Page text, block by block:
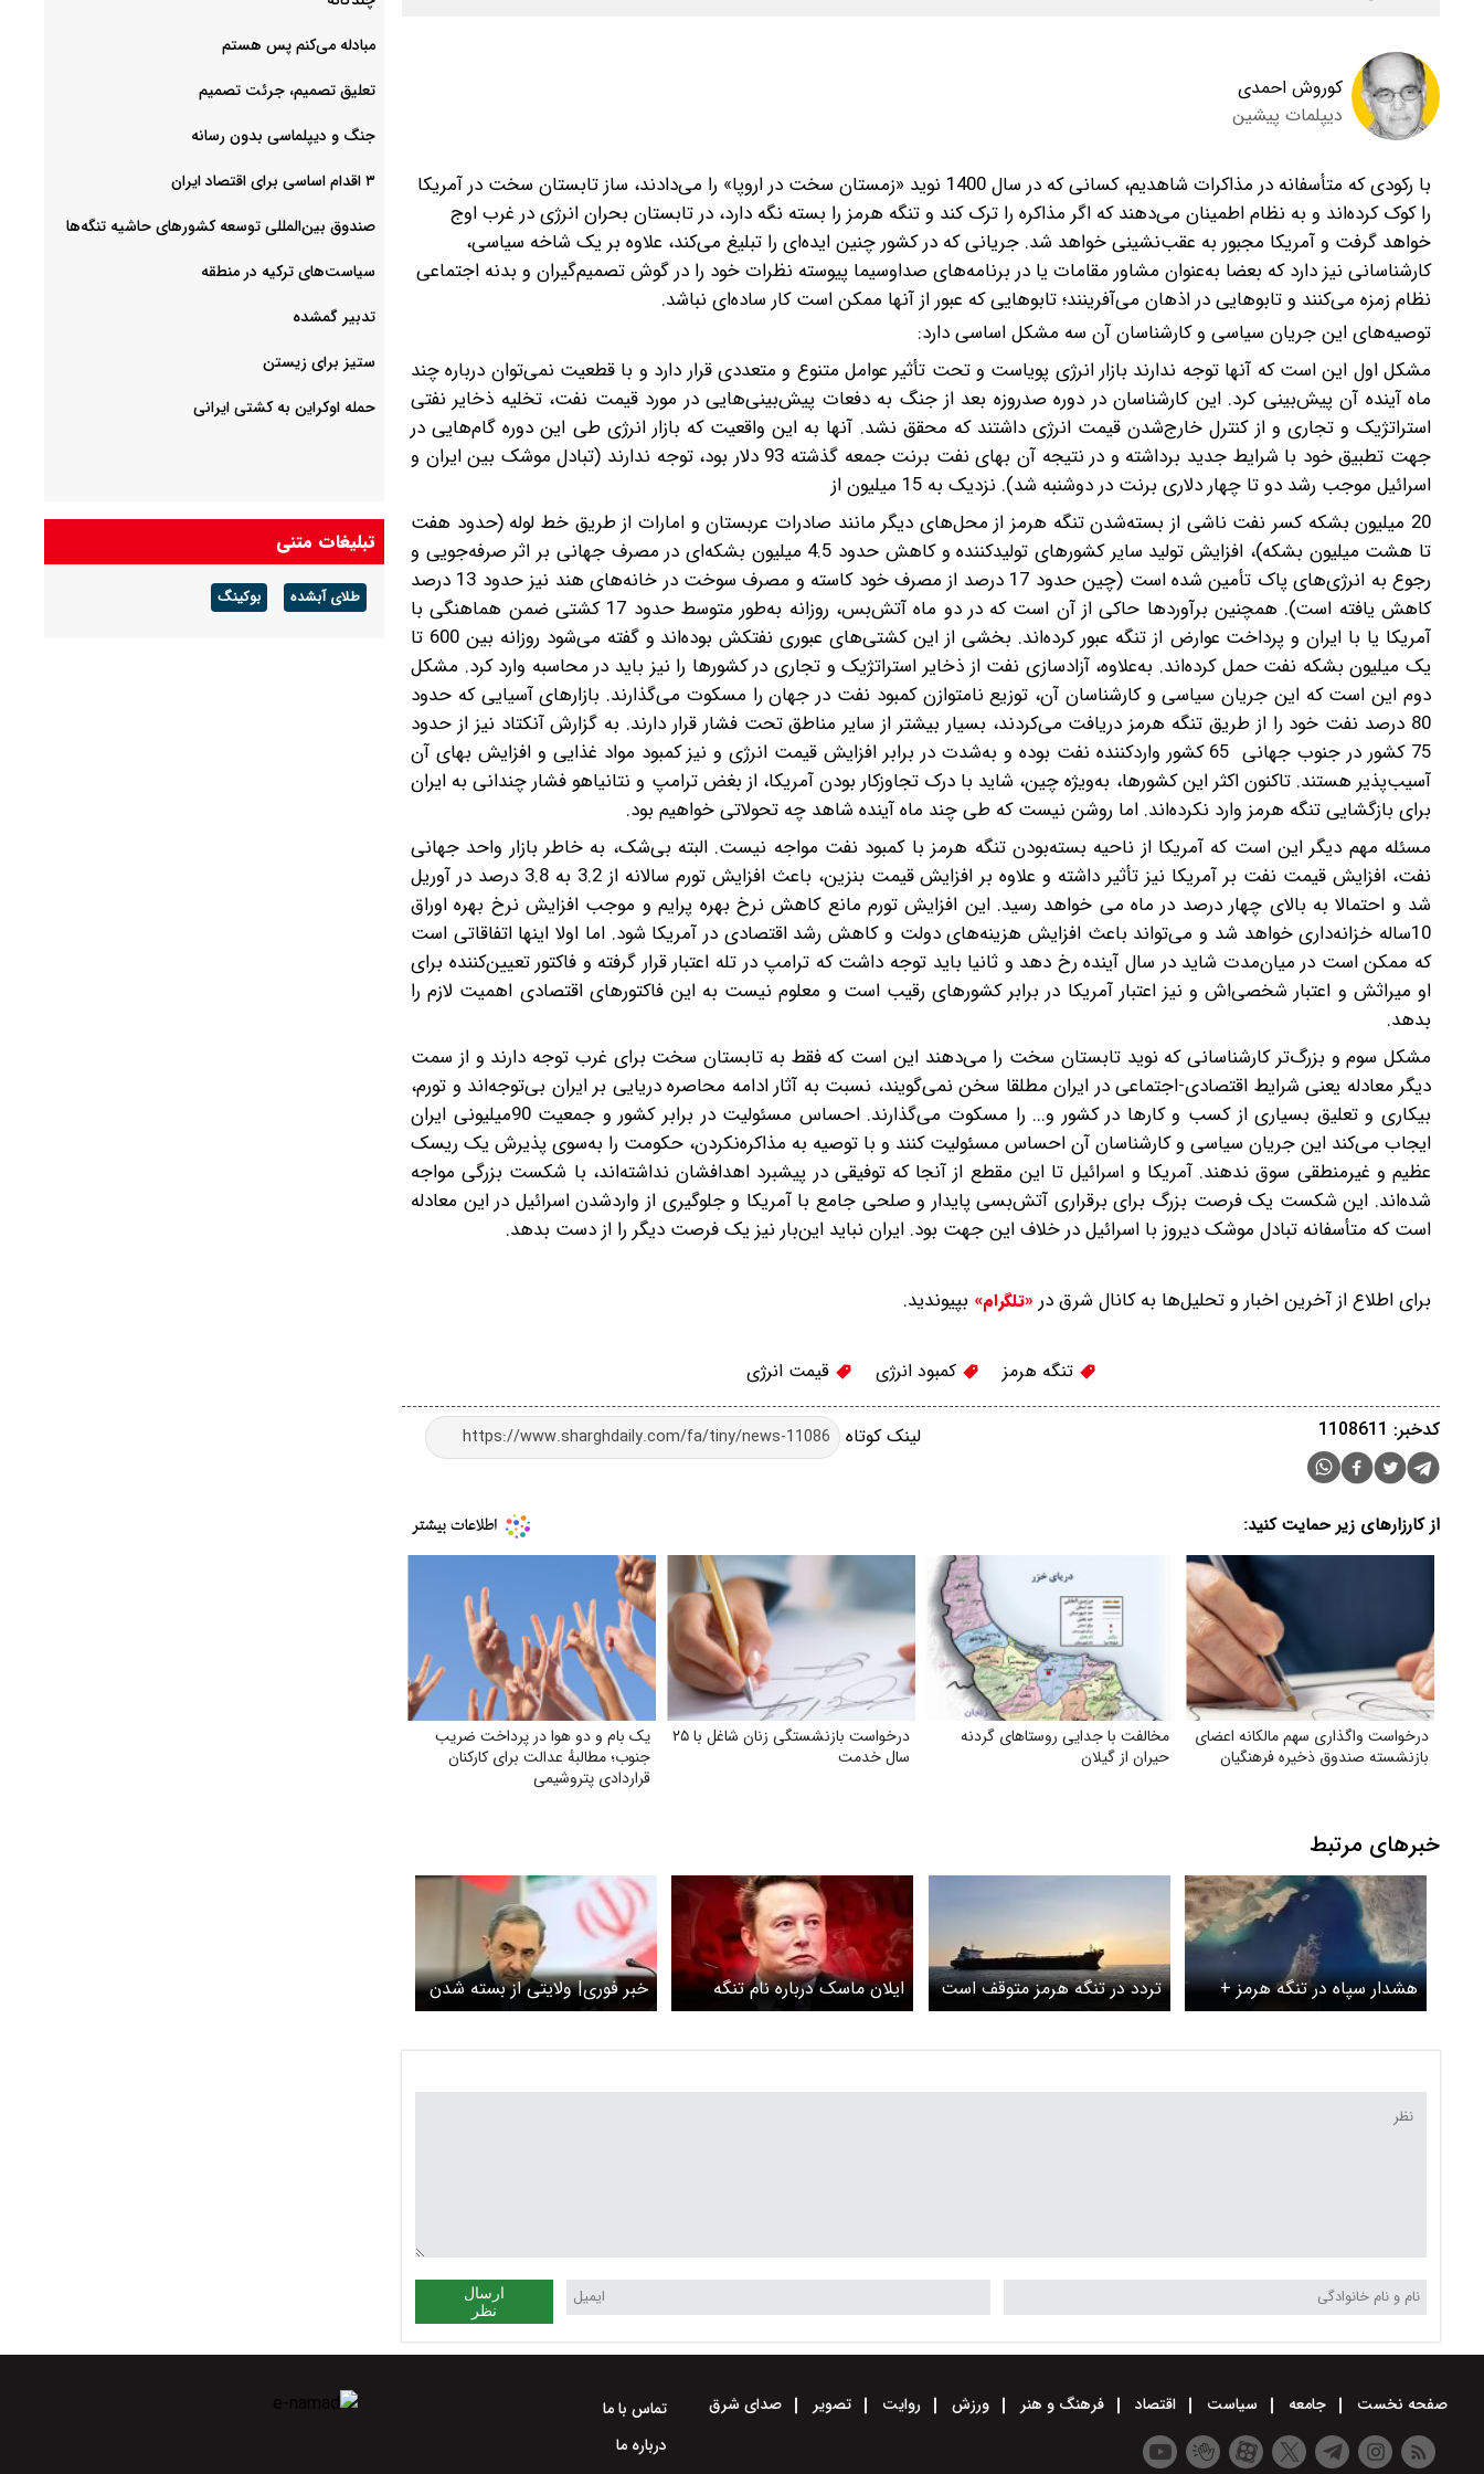
کوروش احمدی
دیپلمات پیشین
با رکودی که متأسفانه در مذاکرات شاهدیم، کسانی که در سال 1400 نوید «زمستان سخت در اروپا» را می‌دادند، ساز تابستان سخت در آمریکا
را کوک کرده‌اند و به نظام اطمینان می‌دهند که اگر مذاکره را ترک کند و تنگه هرمز را بسته نگه دارد، در تابستان بحران انرژی در غرب اوج
خواهد گرفت و آمریکا مجبور به عقب‌نشینی خواهد شد. جریانی که در کشور چنین ایده‌ای را تبلیغ می‌کند، علاوه بر یک شاخه سیاسی،
کارشناسانی نیز دارد که بعضا به‌عنوان مشاور مقامات یا در برنامه‌های صداوسیما پیوسته نظرات خود را در گوش تصمیم‌گیران و بدنه اجتماعی
نظام زمزه می‌کنند و تابوهایی در اذهان می‌آفرینند؛ تابوهایی که عبور از آنها ممکن است کار ساده‌ای نباشد.
‌توصیه‌های این جریان سیاسی و کارشناسان آن سه مشکل اساسی دارد:
مشکل اول این است که آنها توجه ندارند بازار انرژی پویاست و تحت تأثیر عوامل متنوع و متعددی قرار دارد و با قطعیت نمی‌توان درباره چند
ماه آینده آن پیش‌بینی کرد. این کارشناسان در دوره صد‌روزه بعد از جنگ به دفعات پیش‌بینی‌هایی در مورد قیمت نفت، تخلیه ذخایر نفتی
استراتژیک و تجاری و از کنترل خارج‌شدن قیمت انرژی داشتند که محقق نشد. آنها به این واقعیت که بازار انرژی طی این دوره گام‌هایی در
جهت تطبیق خود با شرایط جدید برداشته و در نتیجه آن بهای نفت برنت جمعه گذشته 93 دلار بود، توجه ندارند‌ (تبادل موشک بین ایران و
اسرائیل موجب رشد دو تا چهار دلاری برنت در دوشنبه شد). نزدیک به 15 میلیون از
20 میلیون بشکه کسر نفت ناشی از بسته‌شدن تنگه هرمز از محل‌های دیگر مانند صادرات عربستان و امارات از طریق خط لوله (حدود هفت
تا هشت میلیون بشکه)، افزایش تولید سایر کشورهای تولیدکننده و کاهش حدود 4.5 میلیون بشکه‌ای در مصرف جهانی بر اثر صرفه‌جویی و
رجوع به انرژی‌های پاک تأمین شده است‌ (چین حدود 17 درصد از مصرف خود کاسته و مصرف سوخت در خانه‌های هند نیز حدود 13 درصد
کاهش یافته است). همچنین برآوردها حاکی از آن است که در دو ماه آتش‌بس، روزانه به‌طور متوسط حدود 17 کشتی ضمن هماهنگی با
آمریکا یا با ایران و پرداخت عوارض از تنگه عبور کرده‌اند. بخشی از این کشتی‌های عبوری نفتکش بوده‌اند و گفته می‌شود روزانه بین 600 تا
یک میلیون بشکه نفت حمل کرده‌اند. به‌علاوه، آزادسازی نفت از ذخایر استراتژیک و تجاری در کشورها را نیز باید در محاسبه وارد کرد. مشکل
دوم این است که این جریان سیاسی و کارشناسان آن، توزیع نامتوازن کمبود نفت در جهان را مسکوت می‌گذارند. بازارهای آسیایی که حدود
80 درصد نفت خود را از طریق تنگه هرمز دریافت می‌کردند، بسیار بیشتر از سایر مناطق تحت فشار قرار دارند. به گزارش آنکتاد نیز از حدود
75 کشور در جنوب جهانی 65 کشور واردکننده نفت بوده و به‌شدت در برابر افزایش قیمت انرژی و نیز کمبود مواد غذایی و افزایش بهای آن
آسیب‌پذیر هستند. تاکنون اکثر این کشورها، به‌ویژه چین، شاید با درک تجاوزکار بودن آمریکا، از بغض ترامپ و نتانیاهو فشار چندانی به ایران
برای بازگشایی تنگه هرمز وارد نکرده‌اند. اما روشن نیست که طی چند ماه آینده شاهد چه تحولاتی خواهیم بود.
مسئله مهم دیگر این است که آمریکا از ناحیه بسته‌بودن تنگه هرمز با کمبود نفت مواجه نیست. البته بی‌شک، به‌ خاطر بازار واحد جهانی
نفت، افزایش قیمت نفت بر آمریکا نیز تأثیر داشته و علاوه بر افزایش قیمت بنزین، باعث افزایش تورم سالانه از 3.2 به 3.8 درصد در آوریل
شد و احتمالا به بالای چهار درصد در ماه می‌ خواهد رسید. این افزایش تورم مانع کاهش نرخ بهره پرایم و موجب افزایش نرخ بهره اوراق
10ساله خزانه‌داری خواهد شد و می‌تواند باعث افزایش هزینه‌های دولت و کاهش رشد اقتصادی در آمریکا شود. اما اولا اینها اتفاقاتی است
که ممکن است در میان‌مدت شاید در سال آینده رخ دهد و ثانیا باید توجه داشت که ترامپ در تله اعتبار قرار گرفته و فاکتور تعیین‌کننده برای
او میراثش و اعتبار شخصی‌اش و نیز اعتبار آمریکا در برابر کشورهای رقیب است و معلوم نیست به این فاکتورهای اقتصادی اهمیت لازم را
بدهد.
‌مشکل سوم و بزرگ‌تر کارشناسانی که نوید تابستان سخت را می‌دهند این است که فقط به تابستان سخت برای غرب توجه دارند و از سمت
دیگر معادله یعنی شرایط اقتصادی-اجتماعی در ایران مطلقا سخن نمی‌گویند، نسبت به آثار ادامه محاصره دریایی بر ایران بی‌توجه‌اند و تورم،
بیکاری و تعلیق بسیاری از کسب و کارها در کشور و... را مسکوت می‌گذارند. احساس مسئولیت در برابر کشور و جمعیت 90‌میلیونی ایران
ایجاب می‌کند این جریان سیاسی و کارشناسان آن احساس مسئولیت کنند و با توصیه به مذاکره‌نکردن، حکومت را به‌سوی پذیرش یک ریسک
عظیم و غیرمنطقی سوق ندهند. آمریکا و اسرائیل تا این مقطع از آنجا که توفیقی در پیشبرد اهدافشان نداشته‌اند، با شکست بزرگی مواجه
شده‌اند. این شکست یک فرصت بزرگ برای برقراری آتش‌بسی پایدار و صلحی جامع با آمریکا و جلوگیری از واردشدن اسرائیل در این معادله
است که متأسفانه تبادل موشک دیروز با اسرائیل در خلاف این جهت بود. ایران نباید این‌بار نیز یک فرصت دیگر را از دست بدهد.
برای اطلاع از آخرین اخبار و تحلیل‌ها به کانال شرق در «تلگرام» بپیوندید.
تنگه هرمز کمبود انرژی قیمت انرژی
لینک کوتاه کدخبر: 1108611
از کارزارهای زیر حمایت کنید:
درخواست واگذاری سهم مالکانه اعضای
بازنشسته صندوق ذخیره فرهنگیان
مخالفت با جدایی روستاهای گردنه
حیران از گیلان
درخواست بازنشستگی زنان شاغل با ۲۵
سال خدمت
یک بام و دو هوا در پرداخت ضریب
جنوب؛ مطالبهٔ عدالت برای کارکنان
قراردادی پتروشیمی
خبرهای مرتبط
هشدار سپاه در تنگه هرمز +
ویدیو
تردد در تنگه هرمز متوقف است
/ ۴ نفتکش در دهانه تنگه قرار
ایلان ماسک درباره نام تنگه
هرمز توییت زد + عکس
خبر فوری| ولایتی از بسته شدن
باب المندب در صورت ادامه
ارسال
نظر
مبادله می‌کنم پس هستم
تعلیق تصمیم، جرئت تصمیم
جنگ و دیپلماسی بدون رسانه
۳ اقدام اساسی برای اقتصاد ایران
صندوق بین‌المللی توسعه کشورهای حاشیه تنگه‌ها
سیاست‌های ترکیه در منطقه
تدبیر گمشده
ستیز برای زیستن
حمله اوکراین به کشتی ایرانی
تبلیغات متنی
طلای آبشده بوکینگ
صفحه نخست جامعه سیاست اقتصاد فرهنگ و هنر ورزش روایت تصویر صدای شرق
تماس با ما
درباره ما